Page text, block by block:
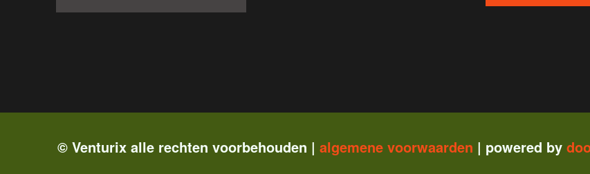
© Venturix alle rechten voorbehouden | algemene voorwaarden | powered by